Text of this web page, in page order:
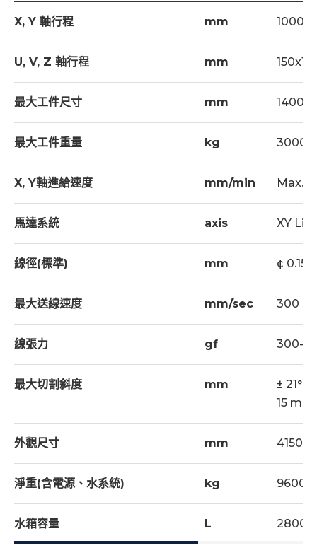
X, Y 軸行程 mm
U, V, Z 軸行程 mm
最大工件尺寸 mm
最大工件重量 kg 3000
X, Y軸進給速度 mm/min Max.
馬達系統 axis XY
線徑(標準) mm ¢ 0.15
最大送線速度 mm/sec 300
線張力 gf 300-
最大切割斜度 mm
± 21° /
15 mm
外觀尺寸 mm
淨重(含電源、水系統) kg
水箱容量 L 2800